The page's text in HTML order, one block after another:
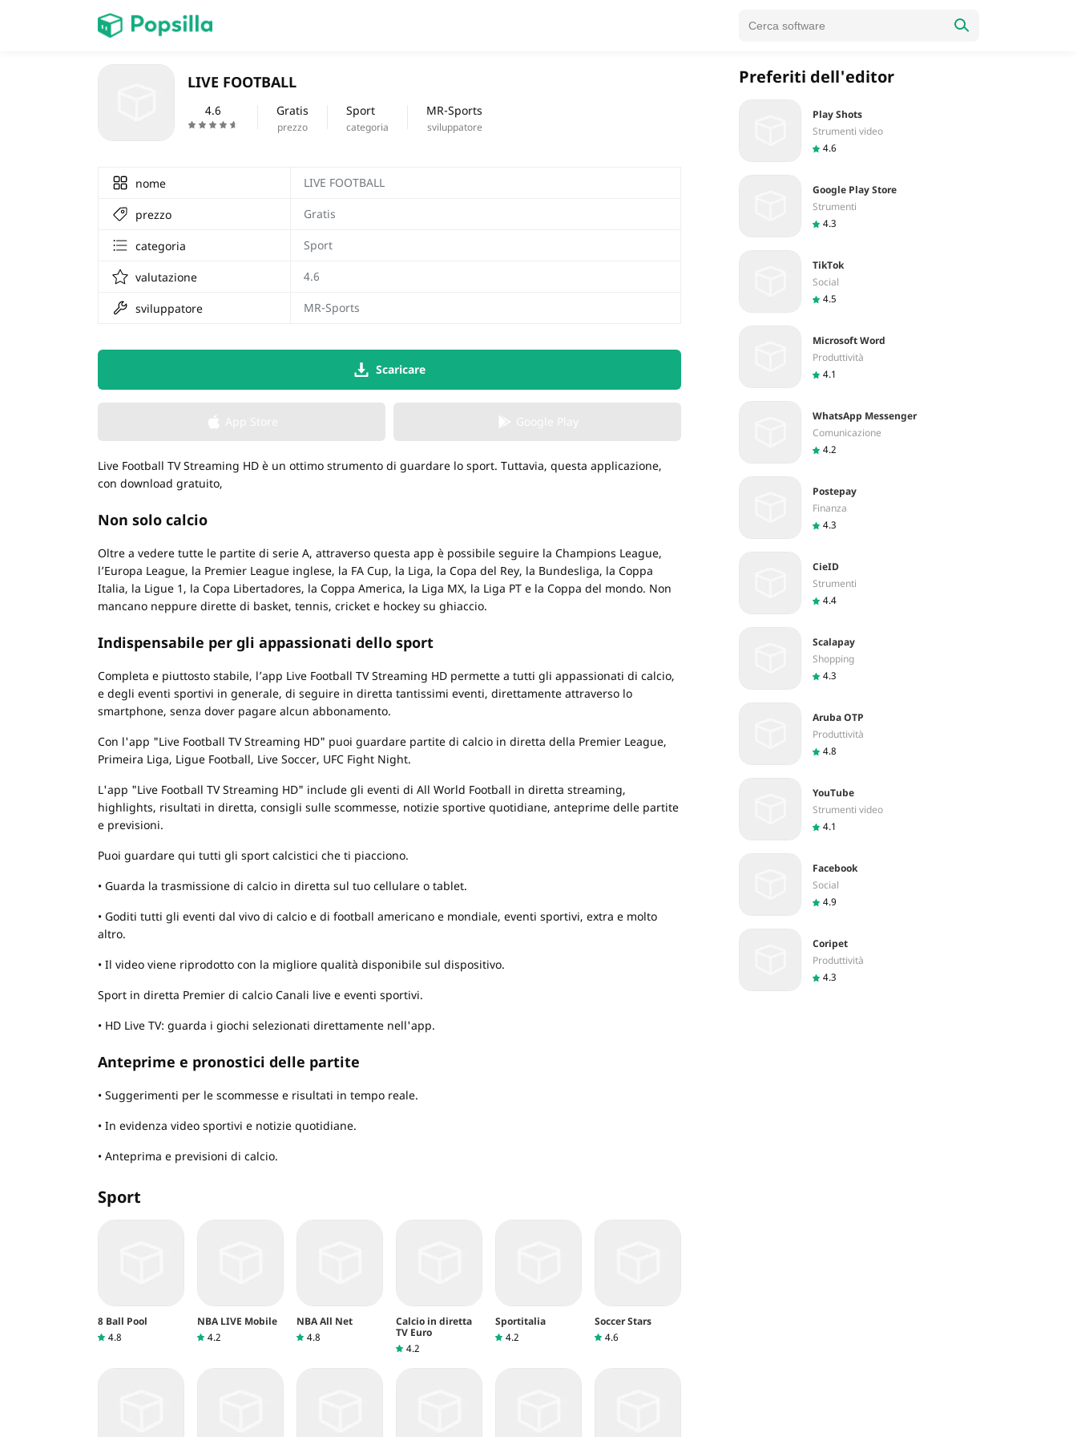
LIVE FOOTBALL
4.6 Gratis
prezzo
Sport
categoria
MR-Sports
sviluppatore
nome LIVE FOOTBALL
prezzo Gratis
categoria Sport
valutazione 4.6
sviluppatore MR-Sports
Scaricare
Live Football TV Streaming HD è un ottimo strumento di guardare lo sport. Tuttavia, questa applicazione,
con download gratuito,
Non solo calcio
Oltre a vedere tutte le partite di serie A, attraverso questa app è possibile seguire la Champions League,
l’Europa League, la Premier League inglese, la FA Cup, la Liga, la Copa del Rey, la Bundesliga, la Coppa
Italia, la Ligue 1, la Copa Libertadores, la Coppa America, la Liga MX, la Liga PT e la Coppa del mondo. Non
mancano neppure dirette di basket, tennis, cricket e hockey su ghiaccio.
Indispensabile per gli appassionati dello sport
Completa e piuttosto stabile, l’app Live Football TV Streaming HD permette a tutti gli appassionati di calcio,
e degli eventi sportivi in generale, di seguire in diretta tantissimi eventi, direttamente attraverso lo
smartphone, senza dover pagare alcun abbonamento.
Con l'app "Live Football TV Streaming HD" puoi guardare partite di calcio in diretta della Premier League,
Primeira Liga, Ligue Football, Live Soccer, UFC Fight Night.
L'app "Live Football TV Streaming HD" include gli eventi di All World Football in diretta streaming,
highlights, risultati in diretta, consigli sulle scommesse, notizie sportive quotidiane, anteprime delle partite
e previsioni.
Puoi guardare qui tutti gli sport calcistici che ti piacciono.
• Guarda la trasmissione di calcio in diretta sul tuo cellulare o tablet.
• Goditi tutti gli eventi dal vivo di calcio e di football americano e mondiale, eventi sportivi, extra e molto
altro.
• Il video viene riprodotto con la migliore qualità disponibile sul dispositivo.
Sport in diretta Premier di calcio Canali live e eventi sportivi.
• HD Live TV: guarda i giochi selezionati direttamente nell'app.
Anteprime e pronostici delle partite
• Suggerimenti per le scommesse e risultati in tempo reale.
• In evidenza video sportivi e notizie quotidiane.
• Anteprima e previsioni di calcio.
Sport
8 Ball Pool
4.8
NBA LIVE Mobile
4.2
NBA All Net
4.8
Calcio in diretta
TV Euro
4.2
Sportitalia
4.2
Soccer Stars
4.6
Preferiti dell'editor
Play Shots
Strumenti video
4.6
Google Play Store
Strumenti
4.3
TikTok
Social
4.5
Microsoft Word
Produttività
4.1
WhatsApp Messenger
Comunicazione
4.2
Postepay
Finanza
4.3
CieID
Strumenti
4.4
Scalapay
Shopping
4.3
Aruba OTP
Produttività
4.8
YouTube
Strumenti video
4.1
Facebook
Social
4.9
Coripet
Produttività
4.3